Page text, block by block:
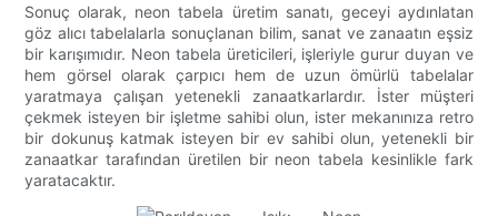
Sonuç olarak, neon tabela üretim sanatı, geceyi aydınlatan
göz alıcı tabelalarla sonuçlanan bilim, sanat ve zanaatın eşsiz
bir karışımıdır. Neon tabela üreticileri, işleriyle gurur duyan ve
hem görsel olarak çarpıcı hem de uzun ömürlü tabelalar
yaratmaya çalışan yetenekli zanaatkarlardır. İster müşteri
çekmek isteyen bir işletme sahibi olun, ister mekanınıza retro
bir dokunuş katmak isteyen bir ev sahibi olun, yetenekli bir
zanaatkar tarafından üretilen bir neon tabela kesinlikle fark
yaratacaktır.